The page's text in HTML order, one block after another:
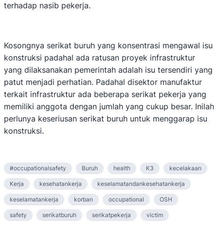
terhadap nasib pekerja.
Kosongnya serikat buruh yang konsentrasi mengawal isu
konstruksi padahal ada ratusan proyek infrastruktur
yang dilaksanakan pemerintah adalah isu tersendiri yang
patut menjadi perhatian. Padahal disektor manufaktur
terkait infrastruktur ada beberapa serikat pekerja yang
memiliki anggota dengan jumlah yang cukup besar. Inilah
perlunya keseriusan serikat buruh untuk menggarap isu
konstruksi.
#occupationalsafety Buruh health K3 kecelakaan
Kerja kesehatankerja keselamatandankesehatankerja
keselamatankerja korban occupational OSH
safety serikatburuh serikatpekerja victim